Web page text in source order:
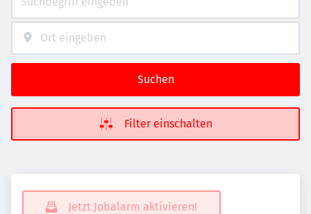
Suchen
Filter einschalten
Jetzt Jobalarm aktivieren!